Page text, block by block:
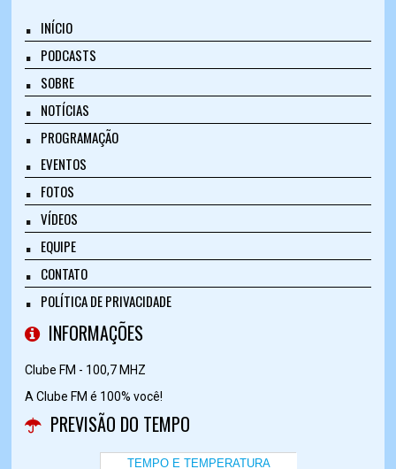
INÍCIO
PODCASTS
SOBRE
NOTÍCIAS
PROGRAMAÇÃO
EVENTOS
FOTOS
VÍDEOS
EQUIPE
CONTATO
POLÍTICA DE PRIVACIDADE
INFORMAÇÕES
Clube FM - 100,7 MHZ
A Clube FM é 100% você!
PREVISÃO DO TEMPO